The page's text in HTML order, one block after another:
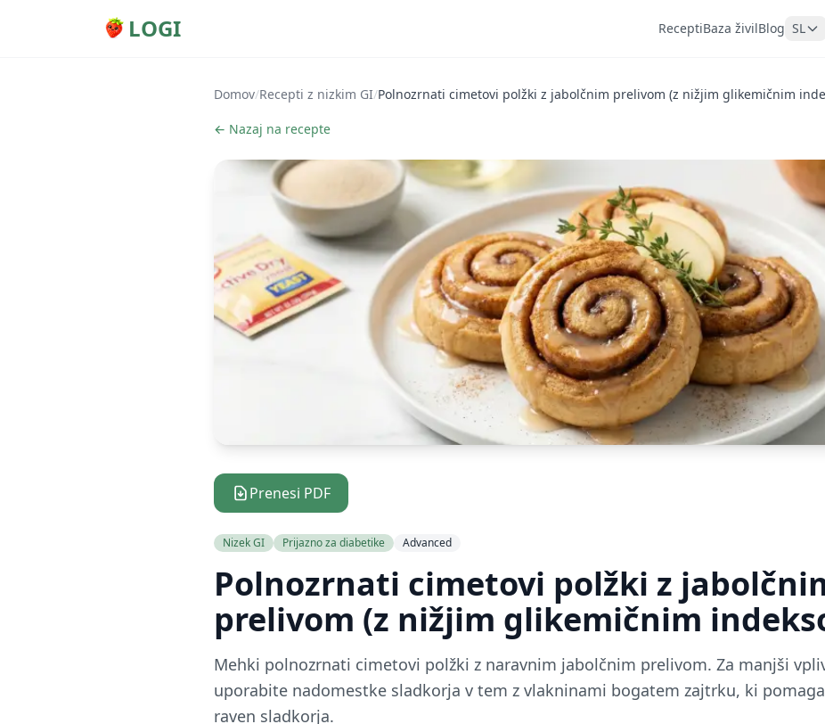
LOGI ReceptiBaza živilBlog SL
Domov/Recepti z nizkim GI/Polnozrnati cimetovi polžki z jabolčnim prelivom (z nižjim glikemičnim
← Nazaj na recepte
Prenesi PDF
Nizek GI Prijazno za diabetike Advanced
Polnozrnati cimetovi polžki z
prelivom (z nižjim glikemičnim
Mehki polnozrnati cimetovi polžki z naravnim jabolčnim prelivom. Za manjši
uporabite nadomestke sladkorja v tem z vlakninami bogatem zajtrku, ki
raven sladkorja.